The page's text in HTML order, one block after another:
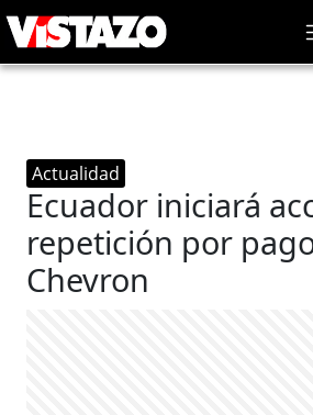
Actualidad
Ecuador iniciará
repetición por
Chevron